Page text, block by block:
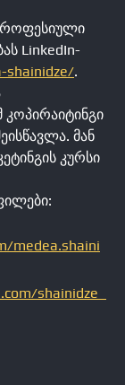
LinkedIn-
shainidze/.
კოპირაიტინგი
მან
კურსი
medea.shaini
shainidze_